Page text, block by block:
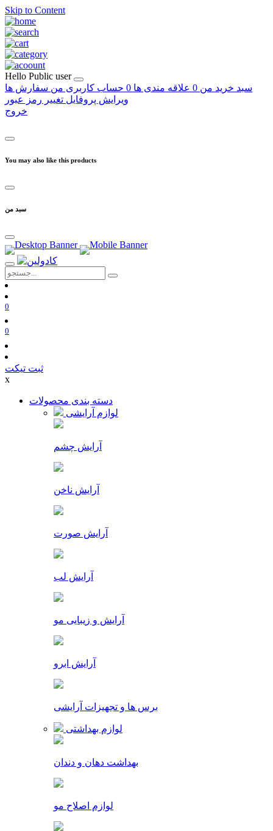
Skip to Content
Hello Public user
سبد خرید من 0 علاقه مندی ها 0 حساب کاربری من سفارش ها
ویرایش پروفایل تغییر رمز عبور
خروج
You may also like this products
سبد من
0
0
ثبت تیکت
x
دسته بندی محصولات
لوازم آرایشی
آرایش چشم
آرایش ناخن
آرایش صورت
آرایش لب
آرایش و زیبایی مو
آرایش ابرو
برس ها و تجهیزات آرایشی
لوازم بهداشتی
بهداشت دهان و دندان
لوازم اصلاح مو